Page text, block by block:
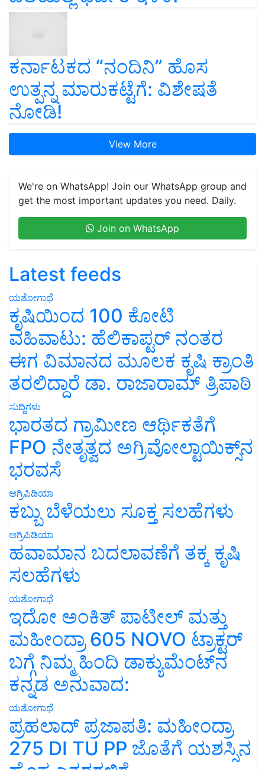
ಕರ್ನಾಟಕದ “ನಂದಿನಿ” ಹೊಸ
ಉತ್ಪನ್ನ ಮಾರುಕಟ್ಟೆಗೆ: ವಿಶೇಷತೆ
ನೋಡಿ!
View More
We're on WhatsApp! Join our WhatsApp group and
get the most important updates you need. Daily.
Join on WhatsApp
Latest feeds
ಯಶೋಗಾಥೆ
ಕೃಷಿಯಿಂದ 100 ಕೋಟಿ
ವಹಿವಾಟು: ಹೆಲಿಕಾಪ್ಟರ್ ನಂತರ
ಈಗ ವಿಮಾನದ ಮೂಲಕ ಕೃಷಿ ಕ್ರಾಂತಿ
ತರಲಿದ್ದಾರೆ ಡಾ. ರಾಜಾರಾಮ್ ತ್ರಿಪಾಠಿ
ಸುದ್ದಿಗಳು
ಭಾರತದ ಗ್ರಾಮೀಣ ಆರ್ಥಿಕತೆಗೆ
FPO ನೇತೃತ್ವದ ಅಗ್ರಿವೋಲ್ಟಾಯಿಕ್ಸ್‌ನ
ಭರವಸೆ
ಅಗ್ರಿಪಿಡಿಯಾ
ಕಬ್ಬು ಬೆಳೆಯಲು ಸೂಕ್ತ ಸಲಹೆಗಳು
ಅಗ್ರಿಪಿಡಿಯಾ
ಹವಾಮಾನ ಬದಲಾವಣೆಗೆ ತಕ್ಕ ಕೃಷಿ
ಸಲಹೆಗಳು
ಯಶೋಗಾಥೆ
ಇದೋ ಅಂಕಿತ್ ಪಾಟೀಲ್ ಮತ್ತು
ಮಹೀಂದ್ರಾ 605 NOVO ಟ್ರಾಕ್ಟರ್
ಬಗ್ಗೆ ನಿಮ್ಮ ಹಿಂದಿ ಡಾಕ್ಯುಮೆಂಟ್‌ನ
ಕನ್ನಡ ಅನುವಾದ:
ಯಶೋಗಾಥೆ
ಪ್ರಹಲಾದ್ ಪ್ರಜಾಪತಿ: ಮಹೀಂದ್ರಾ
275 DI TU PP ಜೊತೆಗೆ ಯಶಸ್ಸಿನ